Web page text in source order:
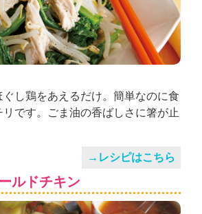
し鶏をあえるだけ。簡単なのに食
です。ごま油の香ばしさに箸が止
→レシピはこちら
ルドチキン